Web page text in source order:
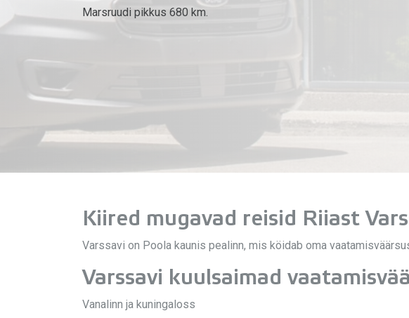
Marsruudi pikkus 680 km.
Kiired mugavad reisid Riiast
Varssavi on Poola kaunis pealinn, mis köidab oma
Varssavi kuulsaimad
Vanalinn ja kuningaloss